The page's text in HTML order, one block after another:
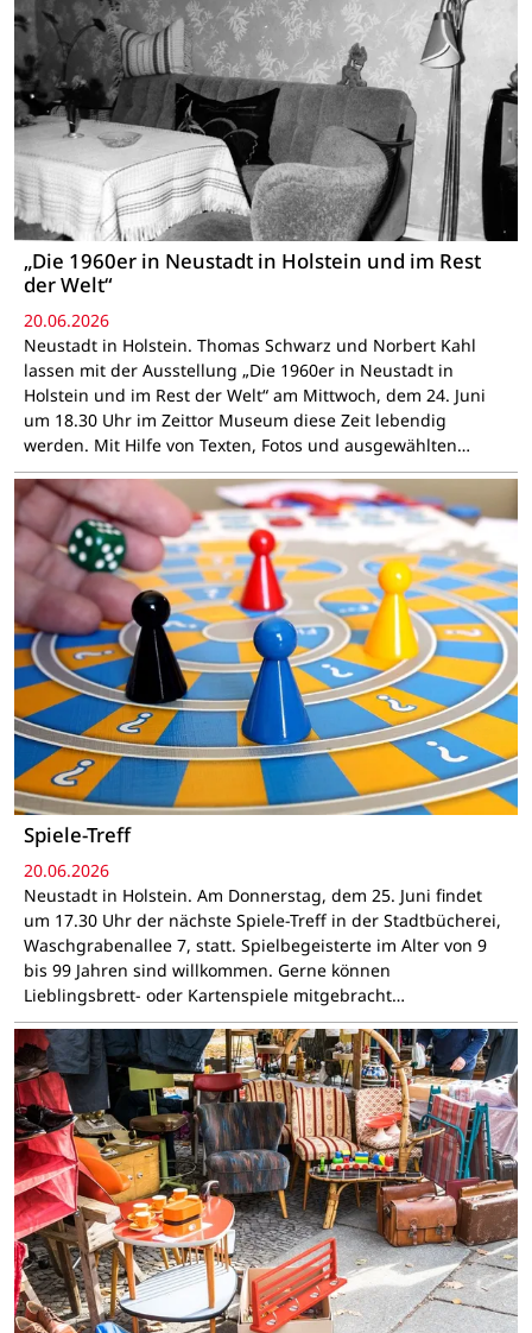
„Die 1960er in Neustadt in Holstein und im Rest
der Welt“
20.06.2026
Neustadt in Holstein. Thomas Schwarz und Norbert Kahl
lassen mit der Ausstellung „Die 1960er in Neustadt in
Holstein und im Rest der Welt“ am Mittwoch, dem 24. Juni
um 18.30 Uhr im Zeittor Museum diese Zeit lebendig
werden. Mit Hilfe von Texten, Fotos und ausgewählten…
Spiele-Treff
20.06.2026
Neustadt in Holstein. Am Donnerstag, dem 25. Juni findet
um 17.30 Uhr der nächste Spiele-Treff in der Stadtbücherei,
Waschgrabenallee 7, statt. Spielbegeisterte im Alter von 9
bis 99 Jahren sind willkommen. Gerne können
Lieblingsbrett- oder Kartenspiele mitgebracht…